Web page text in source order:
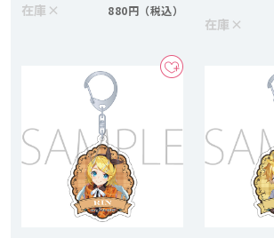
在庫 × 880円
在庫 ×